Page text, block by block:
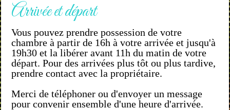
Arrivée et départ
Vous pouvez prendre possession de votre
chambre à partir de 16h à votre arrivée et jusqu'à
19h30 et la libérer avant 11h du matin de votre
départ. Pour des arrivées plus tôt ou plus tardive,
prendre contact avec la propriétaire.
Merci de téléphoner ou d'envoyer un message
pour convenir ensemble d'une heure d'arrivée.